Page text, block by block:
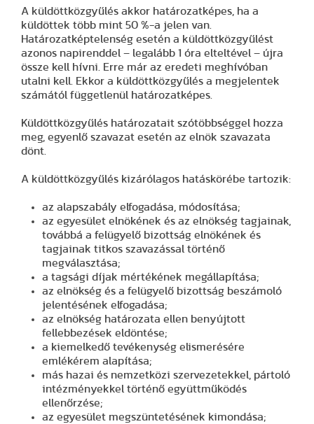
A küldöttközgyűlés akkor határozatképes, ha a
küldöttek több mint 50 %-a jelen van.
Határozatképtelenség esetén a küldöttközgyűlést
azonos napirenddel – legalább 1 óra elteltével – újra
össze kell hívni. Erre már az eredeti meghívóban
utalni kell. Ekkor a küldöttközgyűlés a megjelentek
számától függetlenül határozatképes.
Küldöttközgyűlés határozatait szótöbbséggel hozza
meg, egyenlő szavazat esetén az elnök szavazata
dönt.
A küldöttközgyűlés kizárólagos hatáskörébe tartozik:
az alapszabály elfogadása, módosítása;
az egyesület elnökének és az elnökség tagjainak,
továbbá a felügyelő bizottság elnökének és
tagjainak titkos szavazással történő
megválasztása;
a tagsági díjak mértékének megállapítása;
az elnökség és a felügyelő bizottság beszámoló
jelentésének elfogadása;
az elnökség határozata ellen benyújtott
fellebbezések eldöntése;
a kiemelkedő tevékenység elismerésére
emlékérem alapítása;
más hazai és nemzetközi szervezetekkel, pártoló
intézményekkel történő együttműködés
ellenőrzése;
az egyesület megszüntetésének kimondása;